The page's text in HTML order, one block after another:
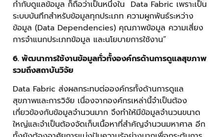
กำกับดูแลข้อมูล ก็ถือว่าเป็นหนึ่งใน Data Fabric เพราะเป็น
ระบบบันทึกสำหรับข้อมูลทุกประเภท ความผูกพันธ์ระหว่าง
ข้อมูล (Data Dependencies) คุณภาพข้อมูล ความเสี่ยง
การจำแนกประเภทข้อมูล และนโยบายการใช้งาน”
6. พัฒนาการใช้งานข้อมูลทั่วทั้งองค์กรด้านการดูแลสุขภาพ
รวมถึงสถาบันวิจัย
Data Fabric ส่งผลกระทบต่อองค์กรทั้งด้านการดูแล
สุขภาพและการวิจัย เนื่องจากองค์กรเหล่านี้จำเป็นต้อง
เกี่ยวข้องกับข้อมูลจำนวนมาก จึงทำให้มีข้อมูลจำนวนขนาด
ใหญ่และจำเป็นต้องจัดเก็บเนื้อหาที่สำคัญจำนวนมหาศาล อีก